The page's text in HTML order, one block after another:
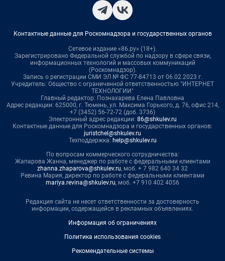
Контактные данные для Роскомнадзора и государственных органов
Сетевое издание «86.ру» (18+).
Зарегистрировано Федеральной службой по надзору в сфере связи,
информационных технологий и массовых коммуникаций
(Роскомнадзор).
Запись о регистрации СМИ ЭЛ № ФС 77-84713 от 06.02.2023 г.
Учредитель: Общество с ограниченной ответственностью "ИНТЕРНЕТ
ТЕХНОЛОГИИ"
Главный редактор: Познахарева Елена Павловна
Адрес редакции: 625000, г. Тюмень, ул. Максима Горького, д. 76, офис 214,
+7 (3452) 56-72-72 (доб. 3736)
Электронный адрес редакции: 86@shkulev.ru
Контактные данные для Роскомнадзора и государственных органов:
juristchel@shkulev.ru
Техподдержка: help@shkulev.ru
По вопросам коммерческого сотрудничества:
Жапарова Жанна, менеджер по работе с федеральными клиентами
zhanna.zhaparova@shkulev.ru, моб. + 7 982 640 34 32
Ревина Мария, директор по работе с федеральными клиентами
mariya.revina@shkulev.ru, моб. +7 910 402 4056
Редакция сайта не несет ответственности за достоверность
информации, содержащейся в рекламных объявлениях.
Информация об ограничениях
Политика использования cookies
Рекомендательные системы